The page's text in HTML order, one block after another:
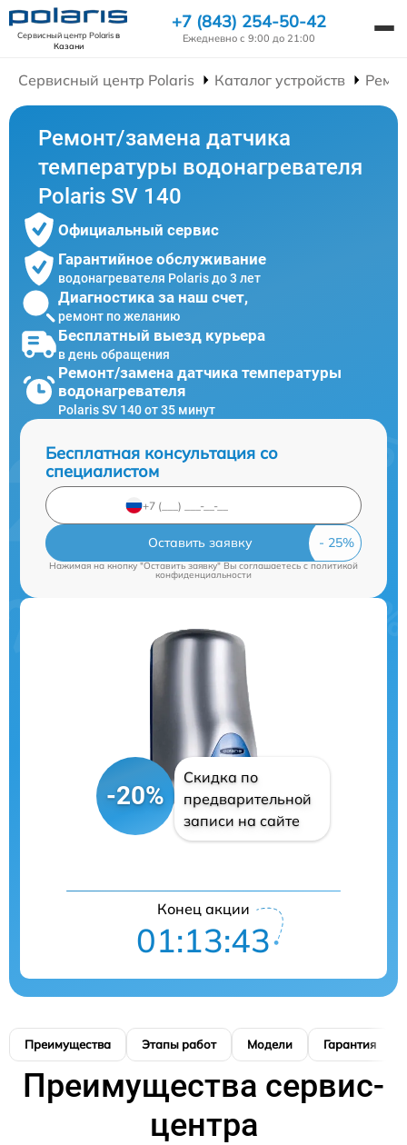
Сервисный центр Polarisв
Казани
+7 (843) 254-50-42
Ежедневно с 9:00 до 21:00
Сервисный центр Polaris Каталог устройств
Ремонт/замена датчика
температуры водонагревателя
Polaris SV 140
Официальный сервис
Гарантийное обслуживание
водонагревателя Polaris до 3 лет
Диагностика за наш счет,
ремонт по желанию
Бесплатный выезд курьера
в день обращения
Ремонт/замена датчика температуры
водонагревателя
Polaris SV 140 от 35 минут
Бесплатная консультация со
специалистом
Оставить заявку
Нажимая на кнопку "Оставить заявку" Вы соглашаетесь cполитикой
конфиденциальности
-20%
Скидка по
предварительной
записи на сайте
Конец акции
01:13:42
Преимущества Этапы работ Модели Гарантия
Преимущества сервис-
центра